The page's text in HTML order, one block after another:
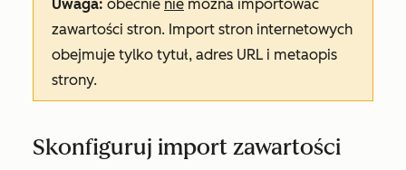
Uwaga: obecnie nie można importować
zawartości stron. Import stron internetowych
obejmuje tylko tytuł, adres URL i metaopis
strony.
Skonfiguruj import zawartości